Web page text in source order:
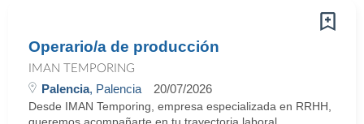
Operario/a de producción
IMAN TEMPORING
Palencia, Palencia 20/07/2026
Desde IMAN Temporing, empresa especializada en RRHH,